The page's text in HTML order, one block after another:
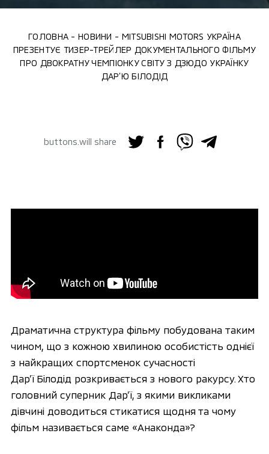
ГОЛОВНА НОВИНИ
MITSUBISHI MOTORS УКРАЇНА
ПРЕЗЕНТУЄ ТИЗЕР-ТРЕЙЛЕР ДОКУМЕНТАЛЬНОГО ФІЛЬМУ
ПРО ДВОКРАТНУ ЧЕМПІОНКУ СВІТУ З ДЗЮДО УКРАЇНКУ
ДАР’Ю БІЛОДІД
buttons.will share
Драматична структура фільму побудована таким
чином, що з кожною хвилиною особистість однієї
з найкращих спортсменок сучасності
Дар’ї Білодід розкривається з нового ракурсу. Хто
головний суперник Дар’ї, з якими викликами
дівчині доводиться стикатися щодня та чому
фільм називається саме «Анаконда»?